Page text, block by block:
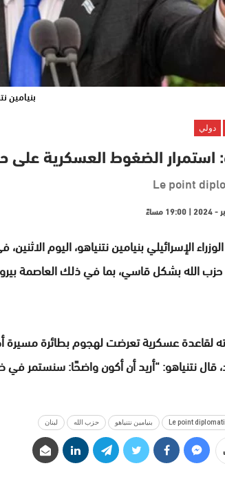
بنيامين
دولي
استمرار الضغوط العسكرية على
Le point
الإسرائيلي بنيامين نتنياهو، اليوم
الله بشكل قاسي، بما في ذلك العاصمة
لقاعدة عسكرية تعرضت لهجوم بطائرة
قال نتنياهو: “أريد أن أكون واضحًا: سنستمر
Le point بنيامين نتنياهو حزب الله لبنان